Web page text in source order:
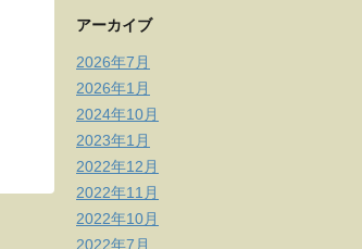
アーカイブ
2026年7月
2026年1月
2024年10月
2023年1月
2022年12月
2022年11月
2022年10月
2022年7月